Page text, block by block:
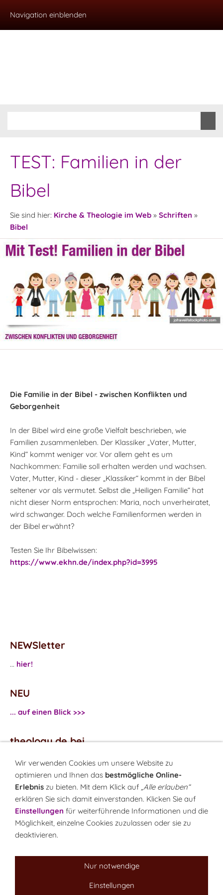
Navigation einblenden
TEST: Familien in der
Bibel
Sie sind hier: Kirche & Theologie im Web » Schriften »
Bibel
Die Familie in der Bibel - zwischen Konflikten und
Geborgenheit
In der Bibel wird eine große Vielfalt beschrieben, wie
Familien zusammenleben. Der Klassiker „Vater, Mutter,
Kind“ kommt weniger vor. Vor allem geht es um
Nachkommen: Familie soll erhalten werden und wachsen.
Vater, Mutter, Kind - dieser „Klassiker“ kommt in der Bibel
seltener vor als vermutet. Selbst die „Heiligen Familie“ hat
nicht dieser Norm entsprochen: Maria, noch unverheiratet,
wird schwanger. Doch welche Familienformen werden in
der Bibel erwähnt?
Testen Sie Ihr Bibelwissen:
https://www.ekhn.de/index.php?id=3995
NEWSletter
... hier!
NEU
... auf einen Blick >>>
theology.de bei
...Facebook
...Twitter
Monatsrätsel
Rätseln & Gewinnen!
Wir verwenden Cookies um unsere Website zu
optimieren und Ihnen das bestmögliche Online-
Erlebnis zu bieten. Mit dem Klick auf „Alle erlauben“
erklären Sie sich damit einverstanden. Klicken Sie auf
Einstellungen für weiterführende Informationen und die
Möglichkeit, einzelne Cookies zuzulassen oder sie zu
deaktivieren.
Nur notwendige
Einstellungen